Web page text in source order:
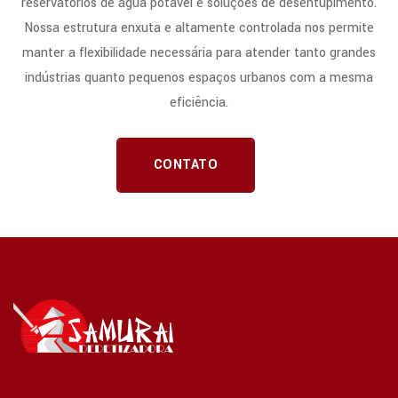
Nossa estrutura enxuta e altamente controlada nos permite
manter a flexibilidade necessária para atender tanto grandes
indústrias quanto pequenos espaços urbanos com a mesma
eficiência.
CONTATO